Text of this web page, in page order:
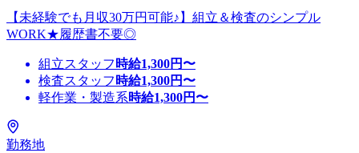
【未経験でも月収30万円可能♪】組立＆検査のシンプル
WORK★履歴書不要◎
組立スタッフ 時給1,300円〜
検査スタッフ 時給1,300円〜
軽作業・製造系時給1,300円〜
勤務地